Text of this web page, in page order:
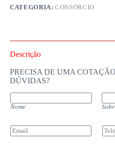
CATEGORIA:CONSÓRCIO
Descrição
PRECISA DE UMA
DÚVIDAS?
N
o
m
*
Nome
E
m
T
e